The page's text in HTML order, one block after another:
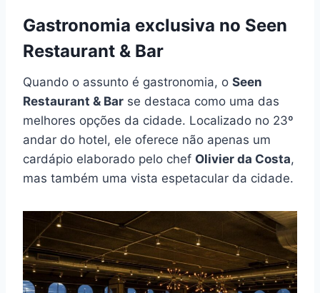
Gastronomia exclusiva no Seen
Restaurant & Bar
Quando o assunto é gastronomia, o Seen
Restaurant & Bar se destaca como uma das
melhores opções da cidade. Localizado no 23º
andar do hotel, ele oferece não apenas um
cardápio elaborado pelo chef Olivier da Costa,
mas também uma vista espetacular da cidade.